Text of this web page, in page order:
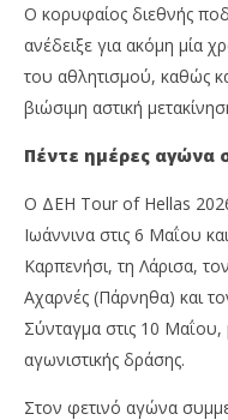
Η μεγάλη γιορτή
μετακίνησης με την
11/05/2026
press-
Ο κορυφαίος διεθνής
ανέδειξε για ακόμη μία
του αθλητισμού, καθώς
βιώσιμη αστική
Πέντε ημέρες αγώνα
Ο ΔΕΗ Tour of Hellas 2026
Ιωάννινα στις 6 Μαΐου
Καρπενήσι, τη Λάρισα,
Αχαρνές (Πάρνηθα) και
Σύνταγμα στις 10
αγωνιστικής δράσης.
Στον φετινό αγώνα